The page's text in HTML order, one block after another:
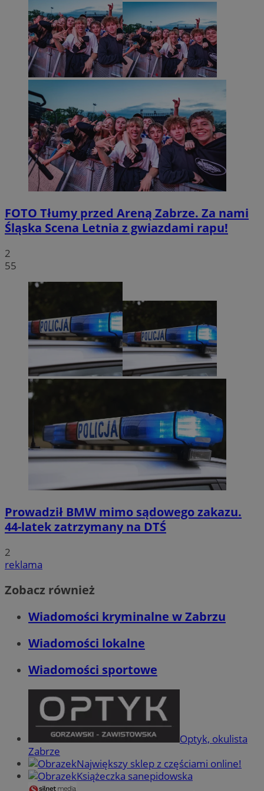
FOTO Tłumy przed Areną Zabrze. Za nami
Śląska Scena Letnia z gwiazdami rapu!
2
55
Prowadził BMW mimo sądowego zakazu.
44-latek zatrzymany na DTŚ
2
reklama
Zobacz również
Wiadomości kryminalne w Zabrzu
Wiadomości lokalne
Wiadomości sportowe
Optyk, okulista
Zabrze
Największy sklep z częściami online!
Książeczka sanepidowska